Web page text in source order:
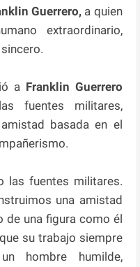
Guerrero, a quien
extraordinario,
a Franklin Guerrero
fuentes militares,
basada en el
las fuentes militares.
una amistad
de una figura como él
su trabajo siempre
hombre humilde,